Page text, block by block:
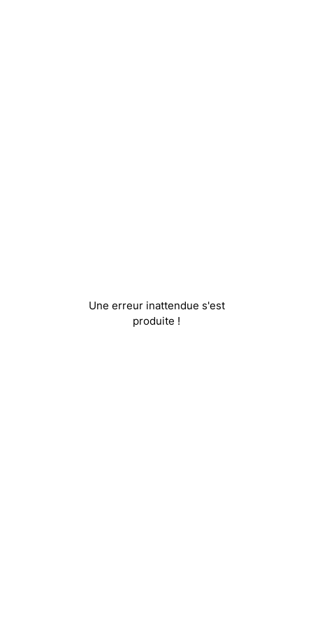
Une erreur inattendue s'est
produite !